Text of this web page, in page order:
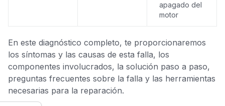
apagado del
motor
En este diagnóstico completo, te proporcionaremos
los síntomas y las causas de esta falla, los
componentes involucrados, la solución paso a paso,
preguntas frecuentes sobre la falla y las herramientas
necesarias para la reparación.